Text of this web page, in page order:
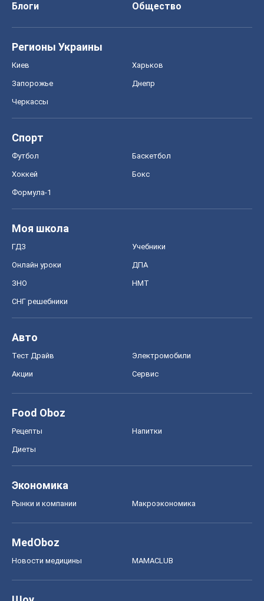
Блоги
Общество
Регионы Украины
Киев Харьков
Запорожье Днепр
Черкассы
Спорт
Футбол Баскетбол
Хоккей Бокс
Формула-1
Моя школа
ГДЗ Учебники
Онлайн уроки ДПА
ЗНО НМТ
СНГ решебники
Авто
Тест Драйв Электромобили
Акции Сервис
Food Oboz
Рецепты Напитки
Диеты
Экономика
Рынки и компании Mакроэкономика
MedOboz
Новости медицины MAMACLUB